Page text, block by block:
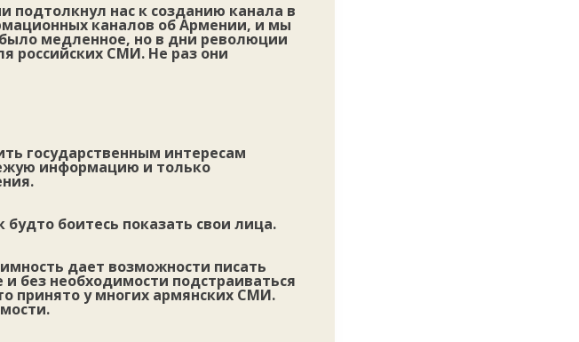
подтолкнул нас к созданию канала в
каналов об Армении, и мы
медленное, но в дни революции
российских СМИ. Не раз они
государственным интересам
информацию и только
боитесь показать свои лица.
дает возможности писать
без необходимости подстраиваться
принято у многих армянских СМИ.